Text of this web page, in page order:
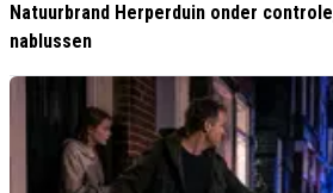
Natuurbrand Herperduin onder
nablussen